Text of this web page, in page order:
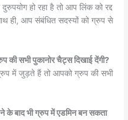
हो रहा है तो आप लिंक को रद्द
ही, आप संबंधित सदस्यों को ग्रुप से
सभी पुकानोर चैट्स दिखाई देंगी?
में जुड़ते हैं तो आपको ग्रुप की सभी
के बाद भी ग्रुप में एडमिन बन सकता